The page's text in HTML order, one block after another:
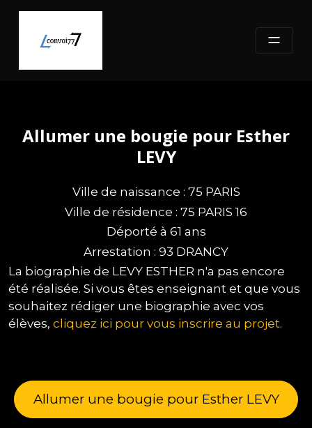
content
Allumer une bougie pour Esther
LEVY
Ville de naissance : 75 PARIS
Ville de résidence : 75 PARIS 16
Déporté à 61 ans
Arrestation : 93 DRANCY
La biographie de LEVY ESTHER n'a pas encore
été réalisée. Si vous êtes enseignant et que vous
souhaitez rédiger une biographie avec vos
élèves, cliquez ici pour vous inscrire au projet.
Allumer une bougie pour Esther LEVY